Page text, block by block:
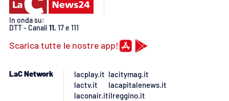
Ambiente
Cronaca
Cultura
Economia e Lavoro
In onda su:
DTT - Canali 11, 17 e 111
Scarica tutte le nostre app!
LaC Network
lacplay.it
lactv.it
laconair.it
lacitymag.it
lacapitalenews.it
ilreggino.it